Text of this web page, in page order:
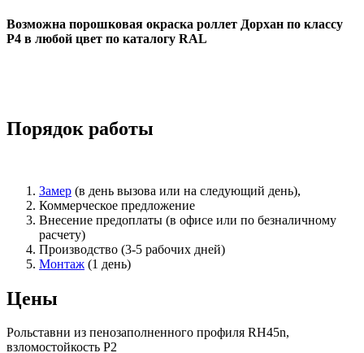
Возможна порошковая окраска роллет Дорхан по классу
Р4 в любой цвет по каталогу RAL
Порядок работы
Замер (в день вызова или на следующий день),
Коммерческое предложение
Внесение предоплаты (в офисе или по безналичному
расчету)
Производство (3-5 рабочих дней)
Монтаж (1 день)
Цены
Рольставни из пенозаполненного профиля RH45n,
взломостойкость Р2